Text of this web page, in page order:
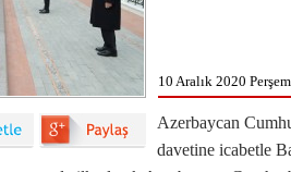
10 Aralık 2020
Azerbaycan
davetine icabetle